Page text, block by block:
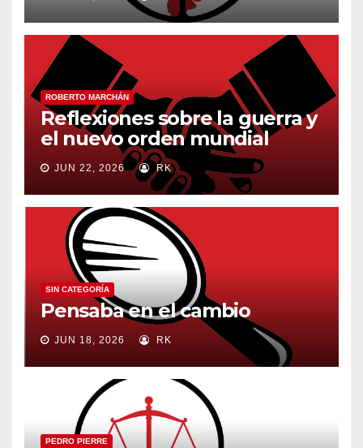
ROBERTO MARCHÁN
Reflexiones sobre la guerra y
el nuevo orden mundial
JUN 22, 2026 RK
SIN CATEGORÍA
Pensaba en el cambio
JUN 18, 2026 RK
PEDRO PIERRE